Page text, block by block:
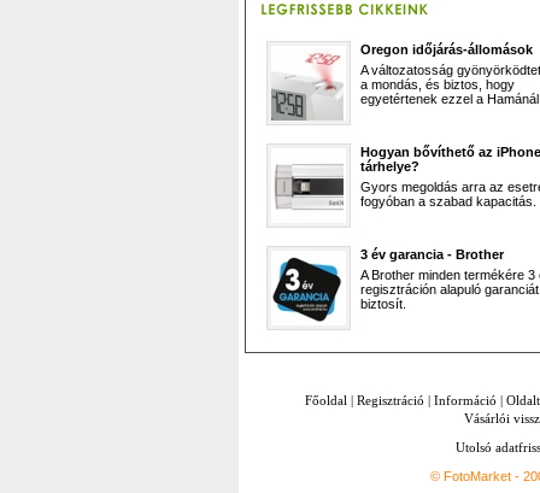
Oregon időjárás-állomások
A változatosság
a mondás, és biztos, hogy
egyetértenek ezzel a
Hogyan bővíthető az iPhone
tárhelye?
Gyors megoldás arra az
fogyóban a szabad kapacitás.
3 év garancia - Brother
A Brother minden termékére 3
regisztráción alapuló garanciát
biztosít.
Főoldal | Regisztráció | Információ |
Vásárlói
Utolsó
© FotoMarket -